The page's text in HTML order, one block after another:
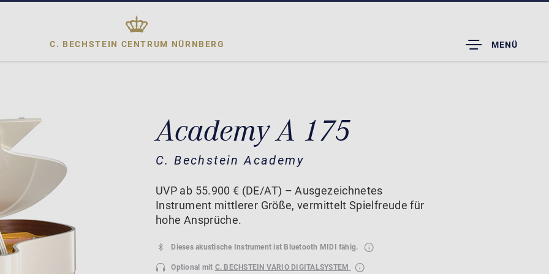
C. BECHSTEIN CENTRUM NÜRNBERG
TOGGLE
DROPDOWN
MENÜ
Academy A 175
C. Bechstein Academy
UVP ab 55.900 € (DE/AT) – Ausgezeichnetes
Instrument mittlerer Größe, vermittelt Spielfreude für
hohe Ansprüche.
Dieses akustische Instrument ist Bluetooth MIDI fähig.
Optional mit C. BECHSTEIN VARIO DIGITALSYSTEM